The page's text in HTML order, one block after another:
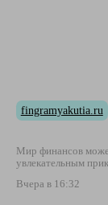
fingramyakutia.ru
Мир финансов
увлекательным
Вчера в 16:32